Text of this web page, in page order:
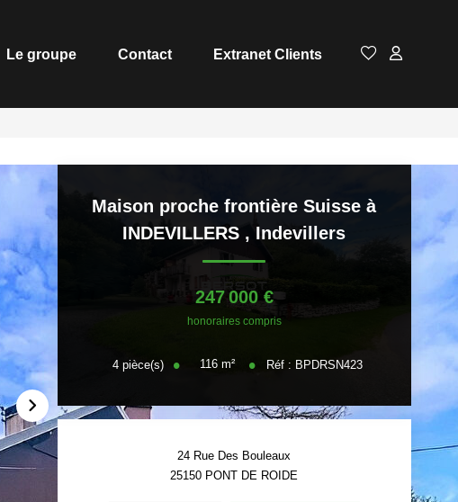
Le groupe Contact Extranet Clients
Maison proche frontière Suisse à
INDEVILLERS , Indevillers
247 000 €
honoraires compris
4pièce(s) 116m² Réf : BPDRSN423
24 Rue Des Bouleaux
25150 PONT DE ROIDE